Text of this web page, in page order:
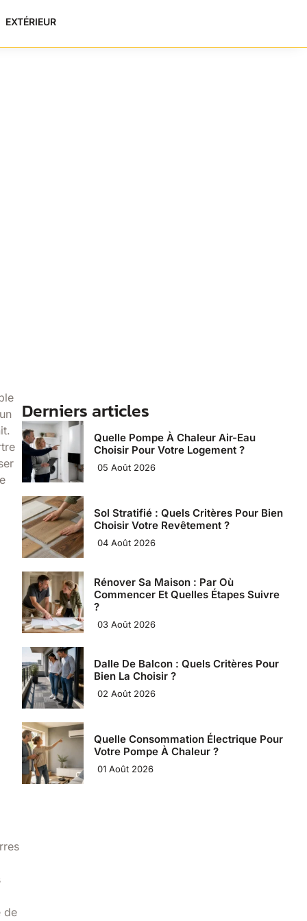
EXTÉRIEUR
de
Derniers articles
Quelle Pompe À Chaleur Air-Eau
Choisir Pour Votre Logement ?
05 Août 2026
Sol Stratifié : Quels Critères Pour Bien
Choisir Votre Revêtement ?
04 Août 2026
Rénover Sa Maison : Par Où
Commencer Et Quelles Étapes Suivre
?
03 Août 2026
Dalle De Balcon : Quels Critères Pour
Bien La Choisir ?
02 Août 2026
Quelle Consommation Électrique Pour
Votre Pompe À Chaleur ?
01 Août 2026